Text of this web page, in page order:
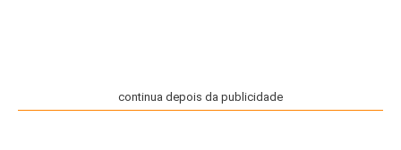
continua depois da publicidade